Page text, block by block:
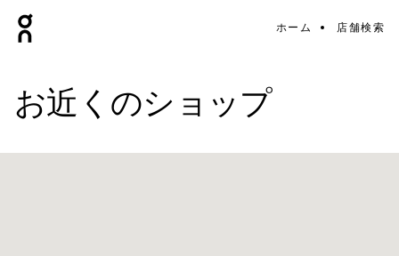
ホーム 店舗検索
お近くのショップ